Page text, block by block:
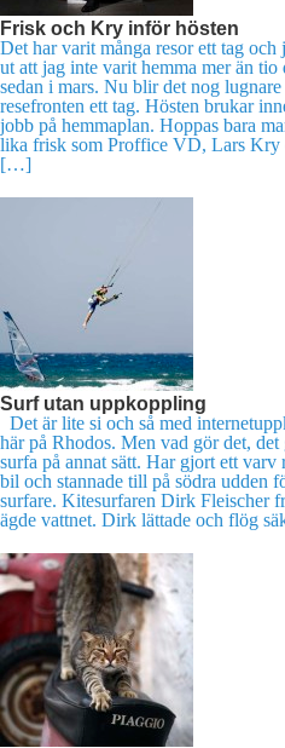
Frisk och Kry inför hösten
Det har varit många resor ett tag och
ut att jag inte varit hemma mer än tio
sedan i mars. Nu blir det nog lugnare
resefronten ett tag. Hösten brukar
jobb på hemmaplan. Hoppas bara
lika frisk som Proffice VD, Lars Kry
[…]
Surf utan uppkoppling
Det är lite si och så med
här på Rhodos. Men vad gör det, det
surfa på annat sätt. Har gjort ett varv
bil och stannade till på södra udden
surfare. Kitesurfaren Dirk Fleischer
ägde vattnet. Dirk lättade och flög